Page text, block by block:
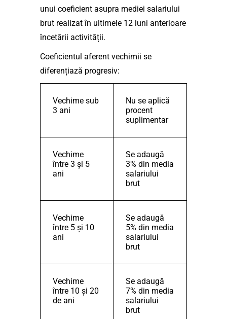
unui coeficient asupra mediei salariului
brut realizat în ultimele 12 luni anterioare
încetării activității.
Coeficientul aferent vechimii se
diferențiază progresiv:
Vechime sub
3 ani
Nu se aplică
procent
suplimentar
Vechime
între 3 și 5
ani
Se adaugă
3% din media
salariului
brut
Vechime
între 5 și 10
ani
Se adaugă
5% din media
salariului
brut
Vechime
între 10 și 20
de ani
Se adaugă
7% din media
salariului
brut